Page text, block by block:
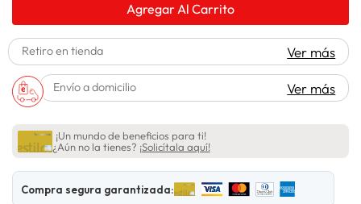
Agregar Al Carrito
Retiro en tienda Ver más
Envío a domicilio Ver más
¡Un mundo de beneficios para ti!
¿Aún no la tienes? ¡Solicítala aquí!
Compra segura garantizada: